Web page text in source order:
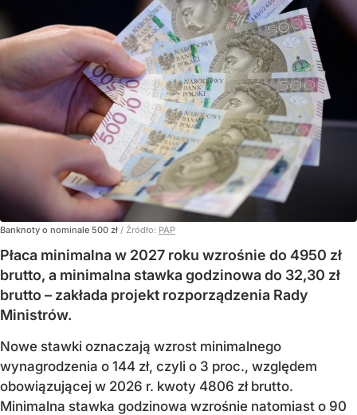
Banknoty o nominale 500 zł / Źródło: PAP
Płaca minimalna w 2027 roku wzrośnie do 4950 zł
brutto, a minimalna stawka godzinowa do 32,30 zł
brutto – zakłada projekt rozporządzenia Rady
Ministrów.
Nowe stawki oznaczają wzrost minimalnego
wynagrodzenia o 144 zł, czyli o 3 proc., względem
obowiązującej w 2026 r. kwoty 4806 zł brutto.
Minimalna stawka godzinowa wzrośnie natomiast o 90